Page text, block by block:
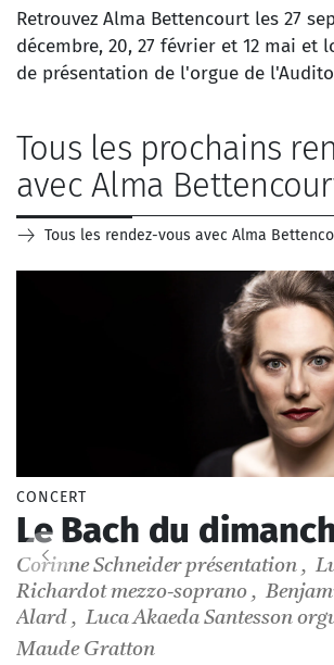
Retrouvez Alma Bettencourt les 27
décembre, 20, 27 février et 12 mai et
de présentation de l'orgue de
Tous les prochains
avec Alma
Tous les rendez-vous avec Alma
CONCERT
Le Bach du
Corinne Schneider présentation ,
Richardot mezzo-soprano ,
Alard , Luca Akaeda Santesson
Alma Bettencourt
Maude Gratton